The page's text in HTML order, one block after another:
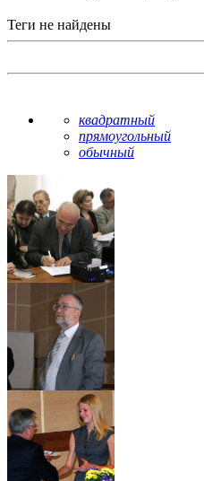
Теги не найдены
квадратный
прямоугольный
обычный